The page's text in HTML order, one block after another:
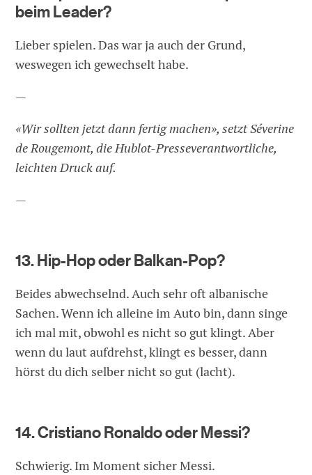
beim Leader?
Lieber spielen. Das war ja auch der Grund,
weswegen ich gewechselt habe.
—
«Wir sollten jetzt dann fertig machen», setzt Séverine
de Rougemont, die Hublot-Presseverantwortliche,
leichten Druck auf.
—
13. Hip-Hop oder Balkan-Pop?
Beides abwechselnd. Auch sehr oft albanische
Sachen. Wenn ich alleine im Auto bin, dann singe
ich mal mit, obwohl es nicht so gut klingt. Aber
wenn du laut aufdrehst, klingt es besser, dann
hörst du dich selber nicht so gut (lacht).
14. Cristiano Ronaldo oder Messi?
Schwierig. Im Moment sicher Messi.